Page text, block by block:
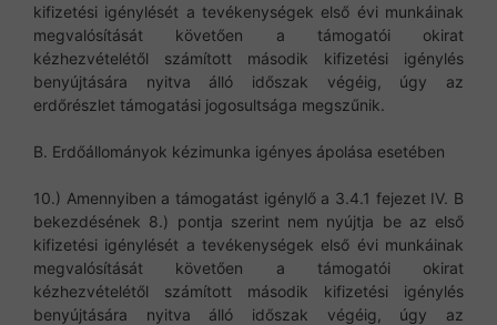
kifizetési igénylését a tevékenységek első évi munkáinak
megvalósítását követően a támogatói okirat
kézhezvételétől számított második kifizetési igénylés
benyújtására nyitva álló időszak végéig, úgy az
erdőrészlet támogatási jogosultsága megszűnik.
B. Erdőállományok kézimunka igényes ápolása esetében
10.) Amennyiben a támogatást igénylő a 3.4.1 fejezet IV. B
bekezdésének 8.) pontja szerint nem nyújtja be az első
kifizetési igénylését a tevékenységek első évi munkáinak
megvalósítását követően a támogatói okirat
kézhezvételétől számított második kifizetési igénylés
benyújtására nyitva álló időszak végéig, úgy az